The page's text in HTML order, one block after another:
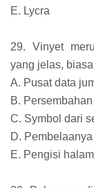
E. Lycra
29. Vinyet
yang jelas,
A. Pusat data
B.
C. Symbol dari
D.
E. Pengisi